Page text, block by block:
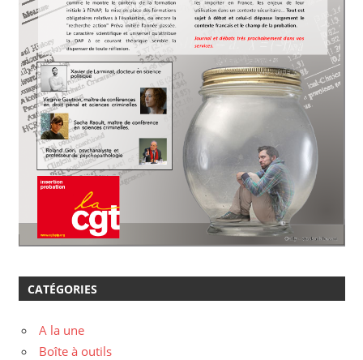
CATÉGORIES
A la une
Boîte à outils